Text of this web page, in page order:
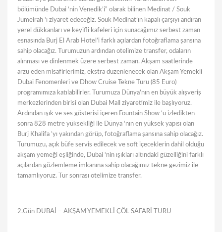
bölümünde Dubai ‘nin Venedik’i” olarak bilinen Medinat / Souk
Jumeirah ‘ı ziyaret edeceğiz. Souk Medinat’ın kapalı çarşıyı andıran
yerel dükkanları ve keyifli kafeleri için sunacağımız serbest zaman
esnasında Burj El Arab Hotel’i farklı açılardan fotoğraflama şansına
sahip olacağız. Turumuzun ardından otelimize transfer, odaların
alınması ve dinlenmek üzere serbest zaman. Akşam saatlerinde
arzu eden misafirlerimiz, ekstra düzenlenecek olan Akşam Yemekli
Dubai Fenomenleri ve Dhow Cruise Tekne Turu (85 Euro)
programımıza katılabilirler. Turumuza Dünya’nın en büyük alışveriş
merkezlerinden birisi olan Dubai Mall ziyaretimiz ile başlıyoruz.
Ardından ışık ve ses gösterisi içeren Fountain Show ‘u izledikten
sonra 828 metre yüksekliği ile Dünya ‘nın en yüksek yapısı olan
Burj Khalifa ’yı yakından görüp, fotoğraflama şansına sahip olacağız.
Turumuzu, açık büfe servis edilecek ve soft içeceklerin dahil olduğu
akşam yemeği eşliğinde, Dubai ‘nin ışıkları altındaki güzelliğini farklı
açılardan gözlemleme imkanına sahip olacağımız tekne gezimiz ile
tamamlıyoruz. Tur sonrası otelimize transfer.
2.Gün DUBAİ – AKŞAM YEMEKLİ ÇÖL SAFARİ TURU